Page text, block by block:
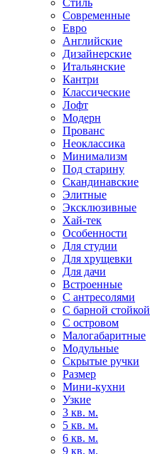
Стиль
Современные
Евро
Английские
Дизайнерские
Итальянские
Кантри
Классические
Лофт
Модерн
Прованс
Неоклассика
Минимализм
Под старину
Скандинавские
Элитные
Эксклюзивные
Хай-тек
Особенности
Для студии
Для хрущевки
Для дачи
Встроенные
С антресолями
С барной стойкой
С островом
Малогабаритные
Модульные
Скрытые ручки
Размер
Мини-кухни
Узкие
3 кв. м.
5 кв. м.
6 кв. м.
9 кв. м.